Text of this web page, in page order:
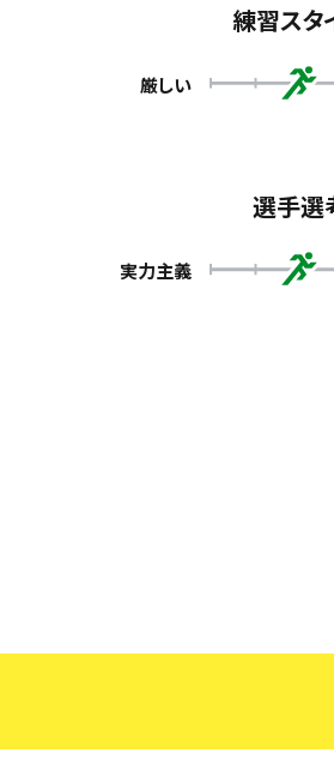
練習スタ
厳しい
選手選
実力主義